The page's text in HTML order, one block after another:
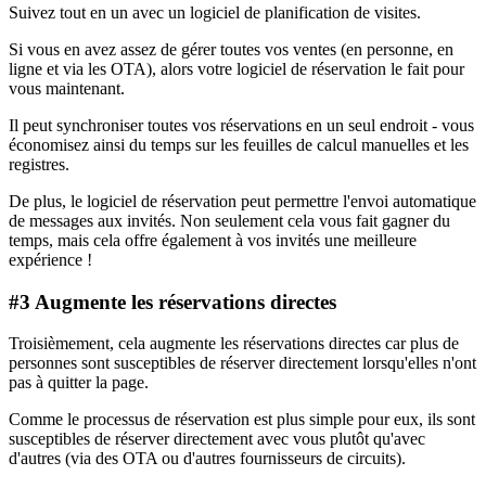
Suivez tout en un avec un logiciel de planification de visites.
Si vous en avez assez de gérer toutes vos ventes (en personne, en
ligne et via les OTA), alors votre logiciel de réservation le fait pour
vous maintenant.
Il peut synchroniser toutes vos réservations en un seul endroit - vous
économisez ainsi du temps sur les feuilles de calcul manuelles et les
registres.
De plus, le logiciel de réservation peut permettre l'envoi automatique
de messages aux invités. Non seulement cela vous fait gagner du
temps, mais cela offre également à vos invités une meilleure
expérience !
#3 Augmente les réservations directes
Troisièmement, cela augmente les réservations directes car plus de
personnes sont susceptibles de réserver directement lorsqu'elles n'ont
pas à quitter la page.
Comme le processus de réservation est plus simple pour eux, ils sont
susceptibles de réserver directement avec vous plutôt qu'avec
d'autres (via des OTA ou d'autres fournisseurs de circuits).